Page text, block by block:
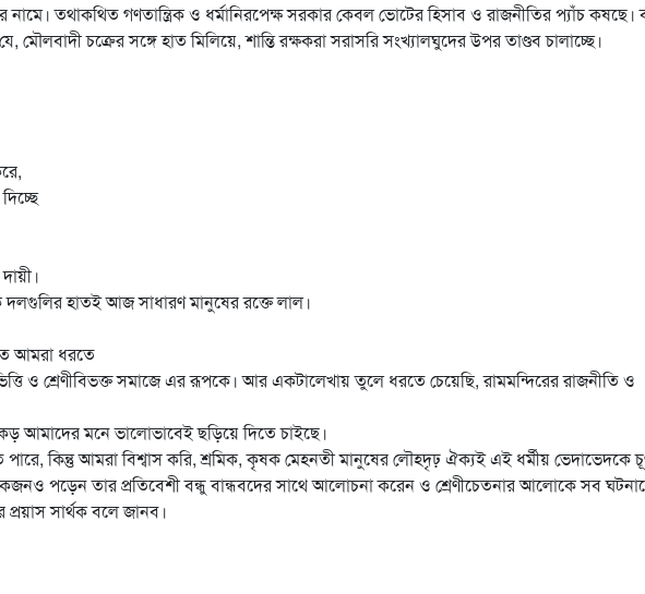
নামে। তথাকথিত গণতান্ত্রিক ও ধর্মানিরপেক্ষ সরকার কেবল ভোটের হিসাব ও রাজনীতির প্যাঁচ কষছে।
চক্রের সঙ্গে হাত মিলিয়ে, শান্তি রক্ষকরা সরাসরি সংখ্যালঘুদের উপর তাণ্ডব চালাচ্ছে।
দলগুলির হাতই আজ সাধারণ মানুষের রক্তে লাল।
আমরা ধরতে
ও শ্রেণীবিভক্ত সমাজে এর রূপকে। আর একটালেখায় তুলে ধরতে চেয়েছি, রামমন্দিরের রাজনীতি ও
আমাদের মনে ভালোভাবেই ছড়িয়ে দিতে চাইছে।
কিন্তু আমরা বিশ্বাস করি, শ্রমিক, কৃষক মেহনতী মানুষের লৌহদৃঢ় ঐক্যই এই ধর্মীয় ভেদাভেদকে
পড়েন তার প্রতিবেশী বন্ধু বান্ধবদের সাথে আলোচনা করেন ও শ্রেণীচেতনার আলোকে সব
সার্থক বলে জানব।